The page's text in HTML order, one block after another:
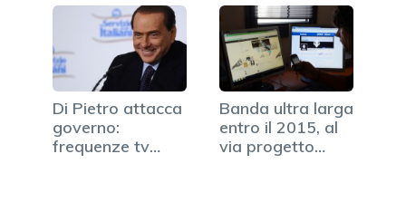
Di Pietro attacca
governo:
frequenze tv
Banda ultra larga
entro il 2015, al
via progetto…